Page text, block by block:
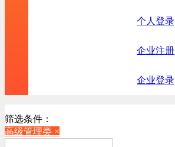
个人登录
企业注册
企业登录
筛选条件：
高级管理类 ×